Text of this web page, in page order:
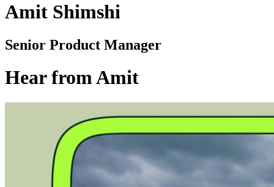
Amit Shimshi
Senior Product Manager
Hear from Amit